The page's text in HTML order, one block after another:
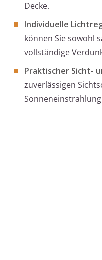
Decke.
Individuelle
können Sie sowohl
vollständige
Praktischer Sicht-
zuverlässigen